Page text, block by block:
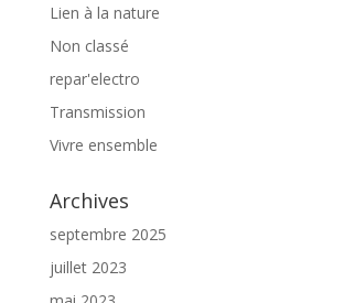
Lien à la nature
Non classé
repar'electro
Transmission
Vivre ensemble
Archives
septembre 2025
juillet 2023